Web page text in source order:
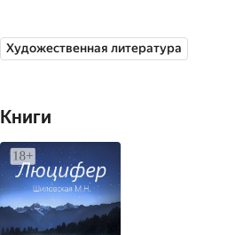
Художественная литература
Книги